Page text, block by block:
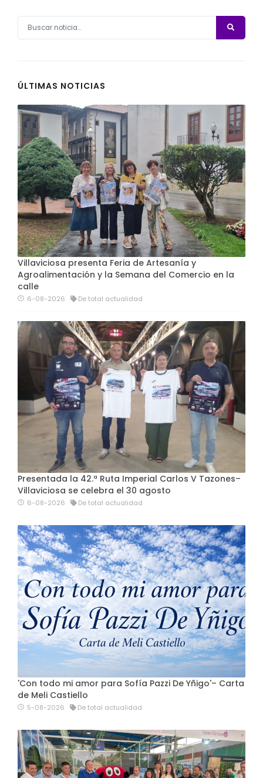
ÚLTIMAS NOTICIAS
Villaviciosa presenta Feria de Artesanía y
Agroalimentación y la Semana del Comercio en la
calle
6-08-2026 De total actualidad
Presentada la 42.ª Ruta Imperial Carlos V Tazones–
Villaviciosa se celebra el 30 agosto
6-08-2026 De total actualidad
'Con todo mi amor para Sofía Pazzi De Yñigo'– Carta
de Meli Castiello
5-08-2026 De total actualidad